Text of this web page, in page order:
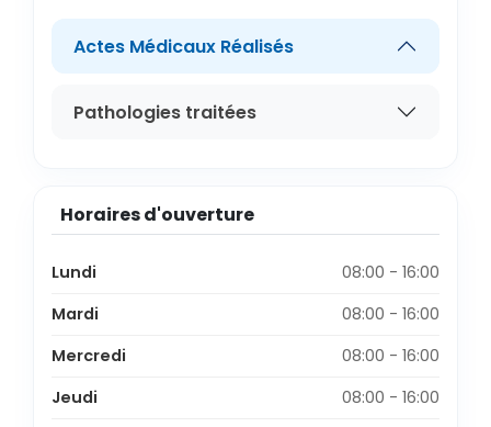
Actes Médicaux Réalisés
Pathologies traitées
Horaires d'ouverture
Lundi
08:00 - 16:00
Mardi
08:00 - 16:00
Mercredi
08:00 - 16:00
Jeudi
08:00 - 16:00